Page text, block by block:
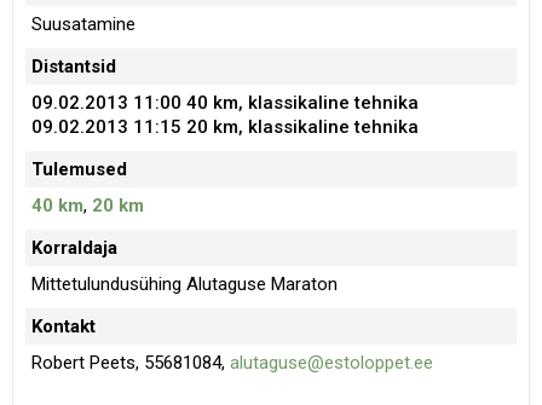
Suusatamine
Distantsid
09.02.2013 11:00 40 km, klassikaline tehnika
09.02.2013 11:15 20 km, klassikaline tehnika
Tulemused
40 km, 20 km
Korraldaja
Mittetulundusühing Alutaguse Maraton
Kontakt
Robert Peets, 55681084, alutaguse@estoloppet.ee